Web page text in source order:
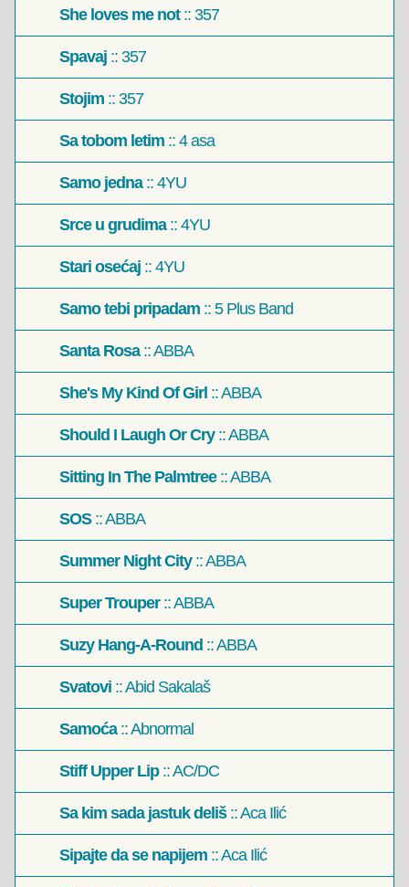
She loves me not:: 357
Spavaj :: 357
Stojim :: 357
Sa tobom letim :: 4 asa
Samo jedna:: 4YU
Srce u grudima:: 4YU
Stari osećaj :: 4YU
Samo tebi pripadam :: 5 Plus Band
Santa Rosa:: ABBA
She's My Kind Of Girl :: ABBA
Should I Laugh Or Cry:: ABBA
Sitting In The Palmtree:: ABBA
SOS:: ABBA
Summer Night City:: ABBA
Super Trouper:: ABBA
Suzy Hang-A-Round :: ABBA
Svatovi :: Abid Sakalaš
Samoća:: Abnormal
Stiff Upper Lip:: AC/DC
Sa kim sada jastuk deliš:: Aca Ilić
Sipajte da se napijem :: Aca Ilić